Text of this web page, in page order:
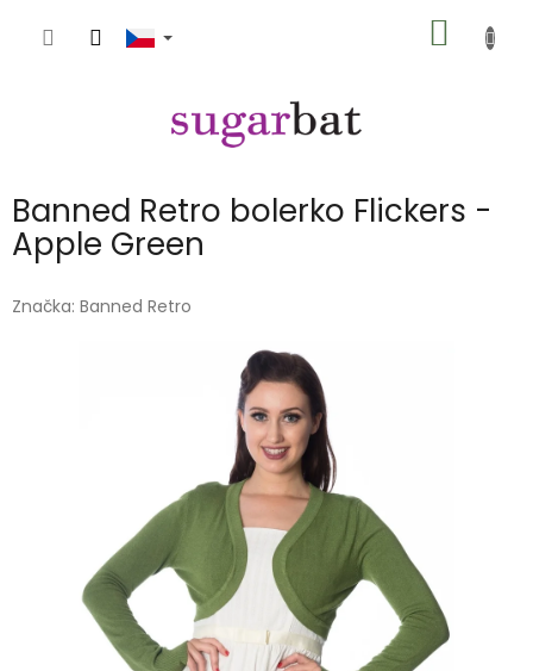
KOŠÍK
Banned Retro bolerko Flickers -
Apple Green
Značka: Banned Retro